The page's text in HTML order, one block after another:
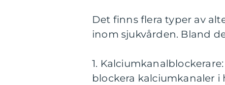
Det finns flera typer av
inom sjukvården. Bland
1.
blockera kalciumkanaler